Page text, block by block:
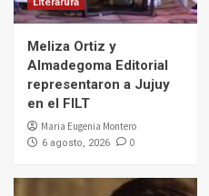
Meliza Ortiz y
Almadegoma Editorial
representaron a Jujuy
en el FILT
Maria Eugenia Montero
6 agosto, 2026 0